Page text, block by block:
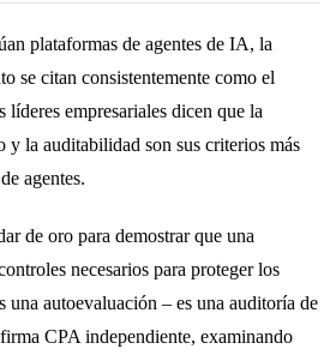
plataformas de agentes de IA, la
se citan consistentemente como el
empresariales dicen que la
y la auditabilidad son sus criterios más
agentes.
de oro para demostrar que una
necesarios para proteger los
una autoevaluación – es una auditoría de
CPA independiente, examinando